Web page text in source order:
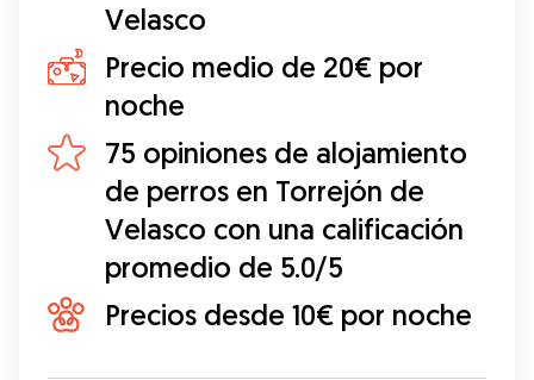
Velasco
Precio medio de 20€ por
noche
75 opiniones de alojamiento
de perros en Torrejón de
Velasco con una calificación
promedio de 5.0/5
Precios desde 10€ por noche